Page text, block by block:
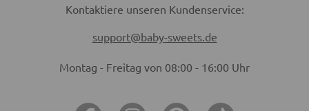
Kontaktiere unseren Kundenservice:
support@baby-sweets.de
Montag - Freitag von 08:00 - 16:00 Uhr